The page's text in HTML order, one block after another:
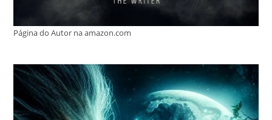
Página do Autor na amazon.com